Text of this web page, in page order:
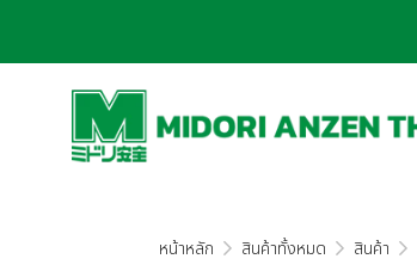
หน้าหลัก สินค้าทั้งหมด สินค้า